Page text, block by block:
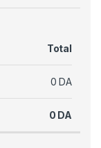
Total
0 DA
0 DA